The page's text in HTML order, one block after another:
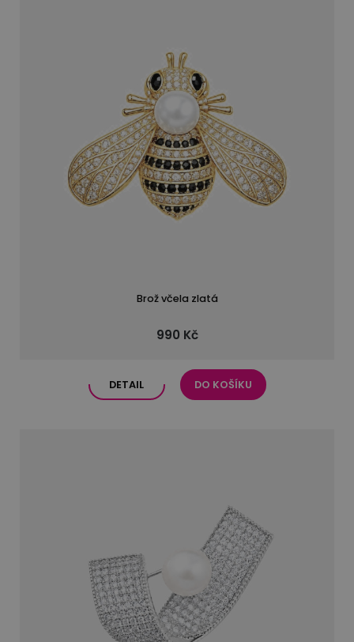
Brož včela zlatá
990 Kč
DETAIL DO KOŠÍKU